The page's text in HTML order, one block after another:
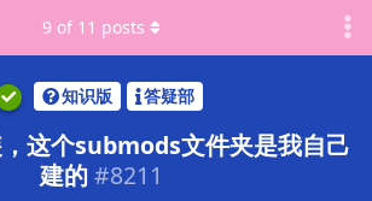
知识版 答疑部
这个submods文件夹是我自己
建的 #8211
9 of 11 posts